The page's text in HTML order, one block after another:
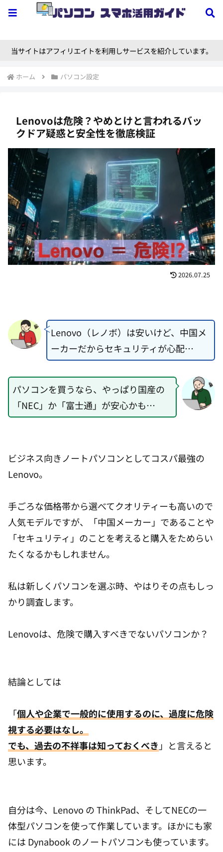
当サイトはアフィリエイトを利用しサービスを紹介しています。
ホーム パソコン設定
Lenovoは危険？やめとけと言われるバッ
クドア疑惑と安全性を徹底検証
2026.07.25
Lenovo（レノボ）は安いけど、中国メ
ーカーだからセキュリティが心配…
パソコンを買うなら、やっぱり国産の
「NEC」か「富士通」が安心かも…
ビジネス向きノートパソコンとしてコスパ最強の
Lenovo。
手ごろな価格帯から選べてクオリティーも高いので
人気モデルですが、「中国メーカー」であることや
「セキュリティ」のことを考えると購入をためらい
たくなるかもしれません。
私は新しくパソコンを選ぶ時、やはりその点もしっ
かり調査します。
Lenovoは、危険で購入すべきでないパソコンか？
結論としては
「個人や企業で一般的に使用するのに、過度に危険
視する必要はなし。
でも、過去の不祥事は知っておくべき 」と言えると
思います。
自分は今、Lenovo の ThinkPad、そしてNECの一
体型パソコンを使って作業しています。ほかにも家
には Dynabook のノートパソコンも使っています。